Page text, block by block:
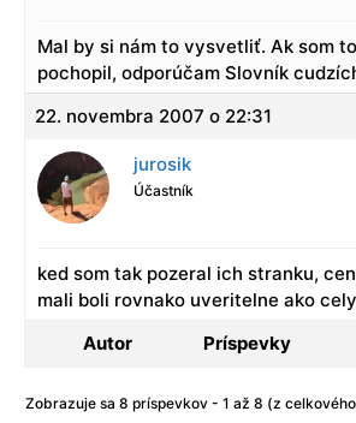
Mal by si nám to vysvetliť. Ak som
pochopil, odporúčam Slovník
22. novembra 2007 o 22:31
jurosik
Účastník
ked som tak pozeral ich stranku,
mali boli rovnako uveritelne ako
Autor
Príspevky
Zobrazuje sa 8 príspevkov - 1 až 8 (z